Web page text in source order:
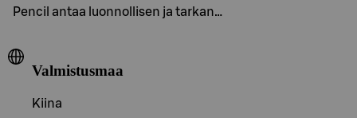
Pencil antaa luonnollisen ja tarkan…
Valmistusmaa
Kiina